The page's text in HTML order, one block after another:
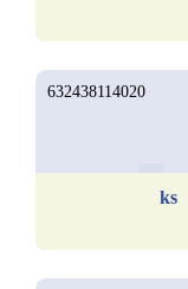
632438114020
ks